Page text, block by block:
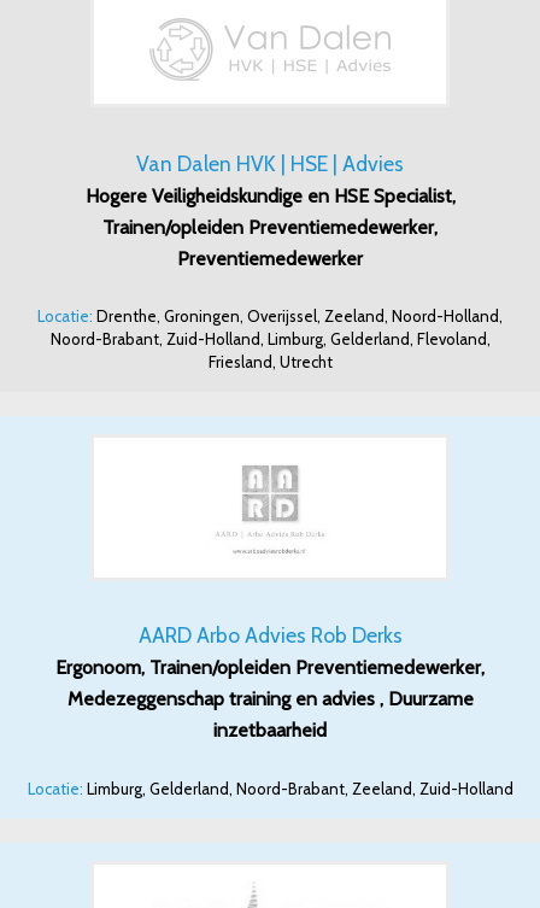
Van Dalen HVK | HSE | Advies
Hogere Veiligheidskundige en HSE Specialist,
Trainen/opleiden Preventiemedewerker,
Preventiemedewerker
Locatie: Drenthe, Groningen, Overijssel, Zeeland, Noord-Holland,
Noord-Brabant, Zuid-Holland, Limburg, Gelderland, Flevoland,
Friesland, Utrecht
AARD Arbo Advies Rob Derks
Ergonoom, Trainen/opleiden Preventiemedewerker,
Medezeggenschap training en advies , Duurzame
inzetbaarheid
Locatie: Limburg, Gelderland, Noord-Brabant, Zeeland, Zuid-Holland